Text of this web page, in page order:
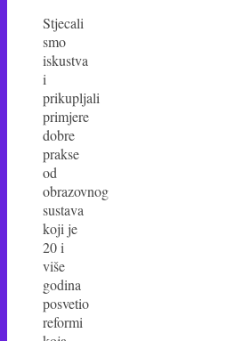
Stjecali
smo
iskustva
i
prikupljali
primjere
dobre
prakse
od
obrazovnog
sustava
koji je
20 i
više
godina
posvetio
reformi